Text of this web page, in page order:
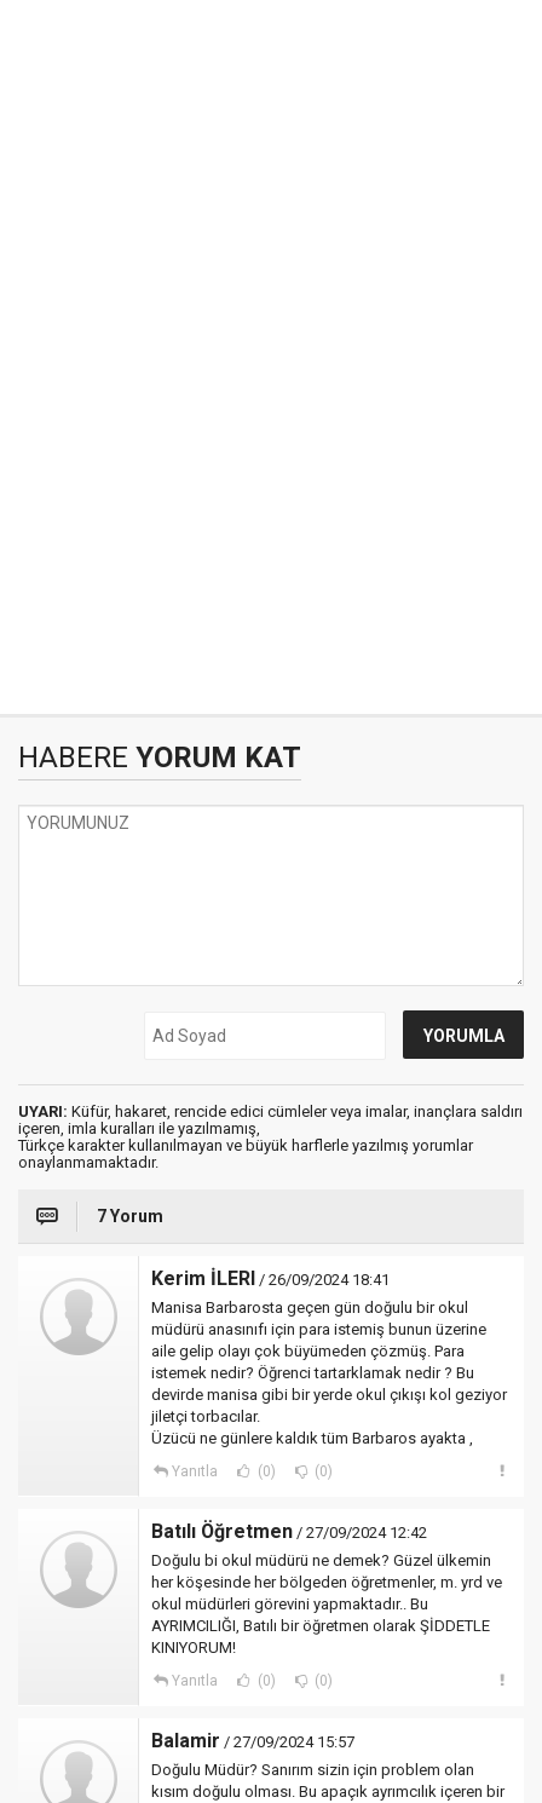
HABERE YORUM KAT
UYARI: Küfür, hakaret, rencide edici cümleler veya imalar, inançlara saldırı
içeren, imla kuralları ile yazılmamış,
Türkçe karakter kullanılmayan ve büyük harflerle yazılmış yorumlar
onaylanmamaktadır.
7 Yorum
Kerim İLERI / 26/09/2024 18:41
Manisa Barbarosta geçen gün doğulu bir okul
müdürü anasınıfı için para istemiş bunun üzerine
aile gelip olayı çok büyümeden çözmüş. Para
istemek nedir? Öğrenci tartarklamak nedir ? Bu
devirde manisa gibi bir yerde okul çıkışı kol geziyor
jiletçi torbacılar.
Üzücü ne günlere kaldık tüm Barbaros ayakta ,
Yanıtla (0) (0)
Batılı Öğretmen / 27/09/2024 12:42
Doğulu bi okul müdürü ne demek? Güzel ülkemin
her köşesinde her bölgeden öğretmenler, m. yrd ve
okul müdürleri görevini yapmaktadır.. Bu
AYRIMCILIĞI, Batılı bir öğretmen olarak ŞİDDETLE
KINIYORUM!
Yanıtla (0) (0)
Balamir / 27/09/2024 15:57
Doğulu Müdür? Sanırım sizin için problem olan
kısım doğulu olması. Bu apaçık ayrımcılık içeren bir